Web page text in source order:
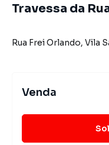
Travessa da
Rua Frei Orlando, Vila
Venda